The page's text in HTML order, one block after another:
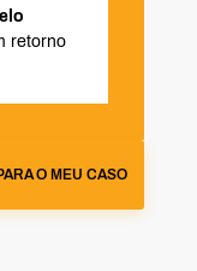
retorno
O MEU CASO